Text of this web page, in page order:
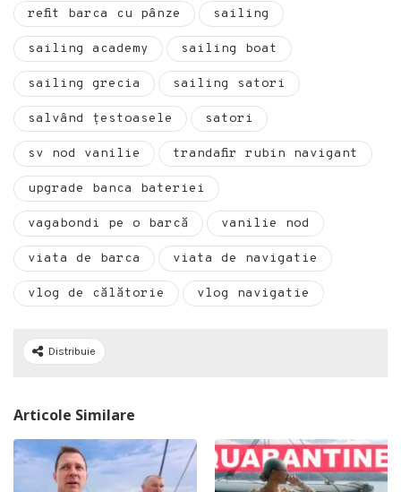
refit barca cu pânze sailing
sailing academy sailing boat
sailing grecia sailing satori
salvând țestoasele satori
sv nod vanilie trandafir rubin navigant
upgrade banca bateriei
vagabondi pe o barcă vanilie nod
viata de barca viata de navigatie
vlog de călătorie vlog navigatie
Distribuie
Articole Similare